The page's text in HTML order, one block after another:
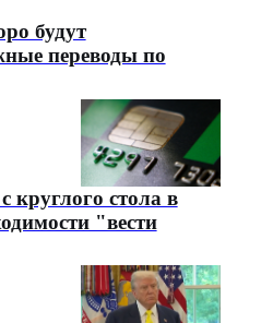
будут
переводы по
круглого стола в
"вести